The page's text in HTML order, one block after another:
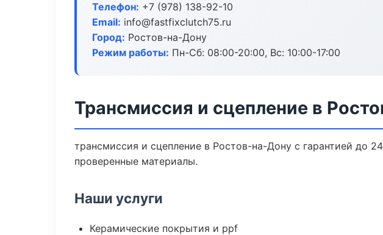
Телефон: +7 (978) 138-92-10
Email: info@fastfixclutch75.ru
Город: Ростов-на-Дону
Режим работы: Пн-Сб: 08:00-20:00, Вс: 10:00-17:00
Трансмиссия и сцепление в
трансмиссия и сцепление в Ростов-на-Дону с гарантией до
проверенные материалы.
Наши услуги
Керамические покрытия и ppf